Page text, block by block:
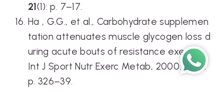
21(1): p. 7–17.
Ha , G.G., et al., Carbohydrate supplemen
tation attenuates muscle glycogen loss d
uring acute bouts of resistance exercise.
Int J Sport Nutr Exerc Metab, 2000.10(3):
p. 326–39.